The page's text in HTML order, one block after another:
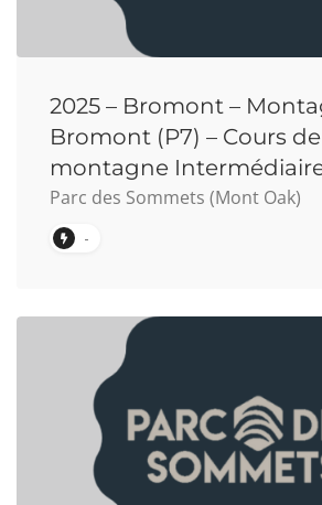
2025 – Bromont –
Bromont (P7) – Cours
montagne
Parc des Sommets (Mont Oak)
-